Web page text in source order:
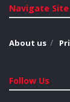
Navigate Site
About us
Follow Us